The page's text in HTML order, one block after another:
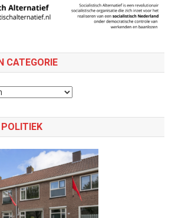
CATEGORIE
POLITIEK